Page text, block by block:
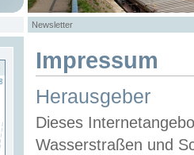
Newsletter
Impressum
Herausgeber
Dieses
Wasserstraßen und